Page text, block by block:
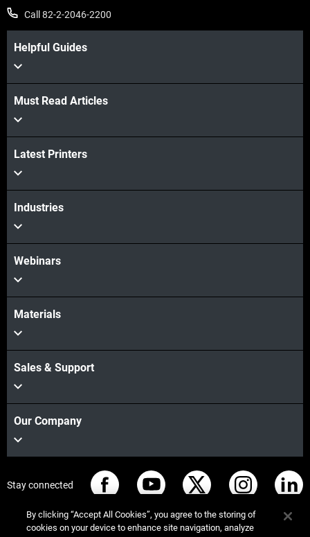
Call 82-2-2046-2200
Helpful Guides
Must Read Articles
Latest Printers
Industries
Webinars
Materials
Sales & Support
Our Company
Stay connected
By clicking “Accept All Cookies”, you agree to the storing of
cookies on your device to enhance site navigation, analyze